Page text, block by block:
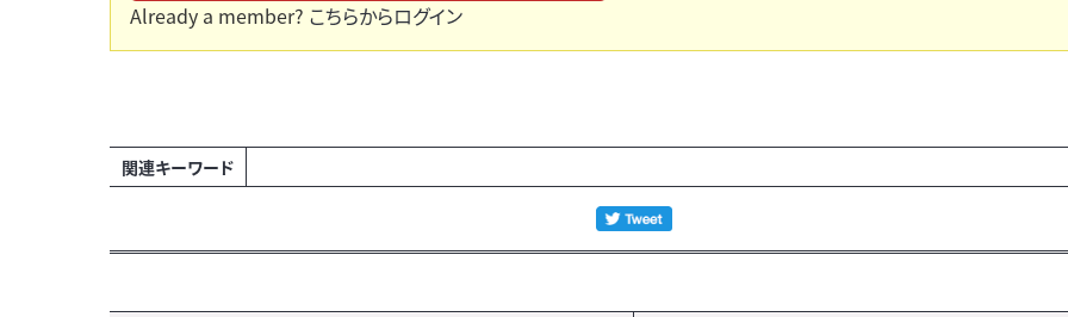
Already a member? こちらからログイン
関連キーワード